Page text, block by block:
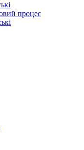
процес